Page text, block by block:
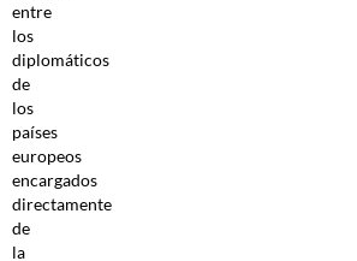
entre
los
diplomáticos
de
los
países
europeos
encargados
directamente
de
la